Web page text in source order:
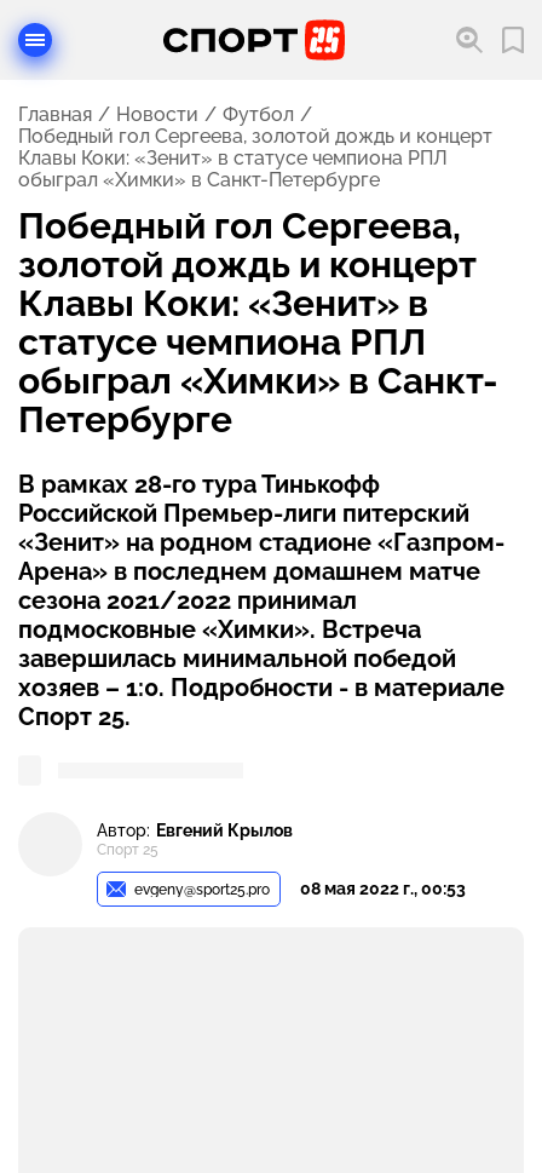
Главная Новости
Футбол
Победный гол Сергеева, золотой дождь и концерт
Клавы Коки: «Зенит» в статусе чемпиона РПЛ
обыграл «Химки» в Санкт-Петербурге
Победный гол Сергеева,
золотой дождь и концерт
Клавы Коки: «Зенит» в
статусе чемпиона РПЛ
обыграл «Химки» в Санкт-
Петербурге
В рамках 28-го тура Тинькофф
Российской Премьер-лиги питерский
«Зенит» на родном стадионе «Газпром-
Арена» в последнем домашнем матче
сезона 2021/2022 принимал
подмосковные «Химки». Встреча
завершилась минимальной победой
хозяев – 1:0. Подробности - в материале
Спорт 25.
Автор: Евгений Крылов
Спорт 25
evgeny@sport25.pro 08 мая 2022 г., 00:53